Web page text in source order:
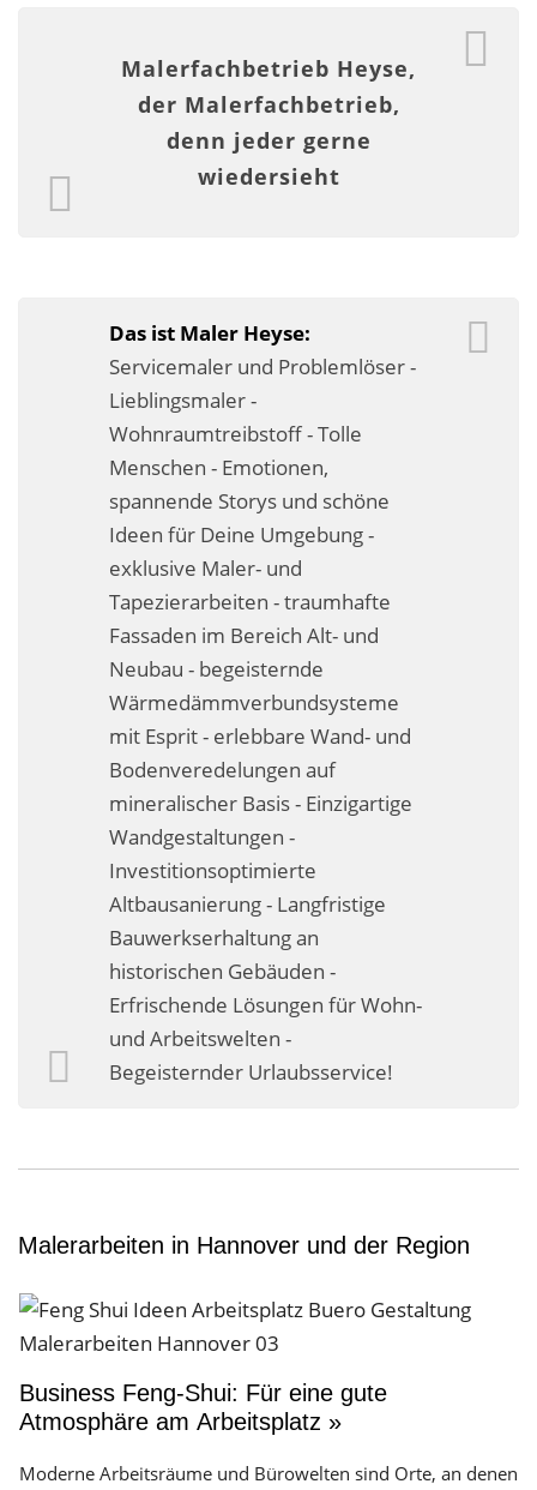
Rostoptik
Tapezierarbeiten
Wandbegrünungen
Entspannter Urlaubsservice
Business-Lösungen
Premium-Lösungen
Meine gute Empfehlung
Arbeitsbühne mieten
Heyse Lifestyle
Kontakt
Navigation schließen
Malerfachbetrieb Heyse,
der Malerfachbetrieb,
denn jeder gerne
wiedersieht
Das ist Maler Heyse:
Servicemaler und Problemlöser -
Lieblingsmaler -
Wohnraumtreibstoff - Tolle
Menschen - Emotionen,
spannende Storys und schöne
Ideen für Deine Umgebung -
exklusive Maler- und
Tapezierarbeiten - traumhafte
Fassaden im Bereich Alt- und
Neubau - begeisternde
Wärmedämmverbundsysteme
mit Esprit - erlebbare Wand- und
Bodenveredelungen auf
mineralischer Basis - Einzigartige
Wandgestaltungen -
Investitionsoptimierte
Altbausanierung - Langfristige
Bauwerkserhaltung an
historischen Gebäuden -
Erfrischende Lösungen für Wohn-
und Arbeitswelten -
Begeisternder Urlaubsservice!
Malerarbeiten in Hannover und der Region
Business Feng-Shui: Für eine gute
Atmosphäre am Arbeitsplatz »
Moderne Arbeitsräume und Bürowelten sind Orte, an denen